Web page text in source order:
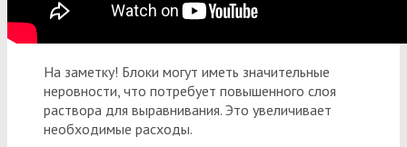
На заметку! Блоки могут иметь значительные
неровности, что потребует повышенного слоя
раствора для выравнивания. Это увеличивает
необходимые расходы.